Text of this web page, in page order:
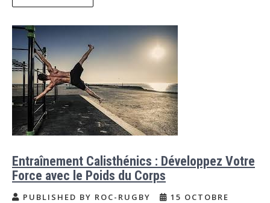
Entraînement Calisthénics : Développez Votre
Force avec le Poids du Corps
PUBLISHED BY ROC-RUGBY
15 OCTOBRE